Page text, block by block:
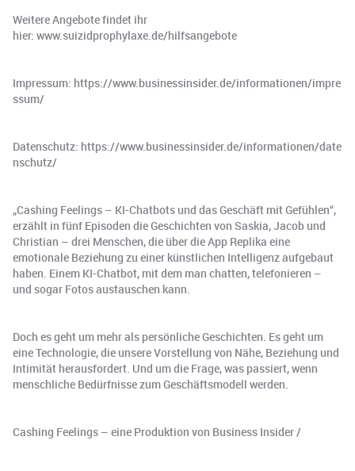
Weitere Angebote findet ihr
hier: www.suizidprophylaxe.de/hilfsangebote
Impressum: https://www.businessinsider.de/informationen/impre
ssum/
Datenschutz: https://www.businessinsider.de/informationen/date
nschutz/
„Cashing Feelings – KI-Chatbots und das Geschäft mit Gefühlen“,
erzählt in fünf Episoden die Geschichten von Saskia, Jacob und
Christian – drei Menschen, die über die App Replika eine
emotionale Beziehung zu einer künstlichen Intelligenz aufgebaut
haben. Einem KI-Chatbot, mit dem man chatten, telefonieren –
und sogar Fotos austauschen kann.
Doch es geht um mehr als persönliche Geschichten. Es geht um
eine Technologie, die unsere Vorstellung von Nähe, Beziehung und
Intimität herausfordert. Und um die Frage, was passiert, wenn
menschliche Bedürfnisse zum Geschäftsmodell werden.
Cashing Feelings – eine Produktion von Business Insider /